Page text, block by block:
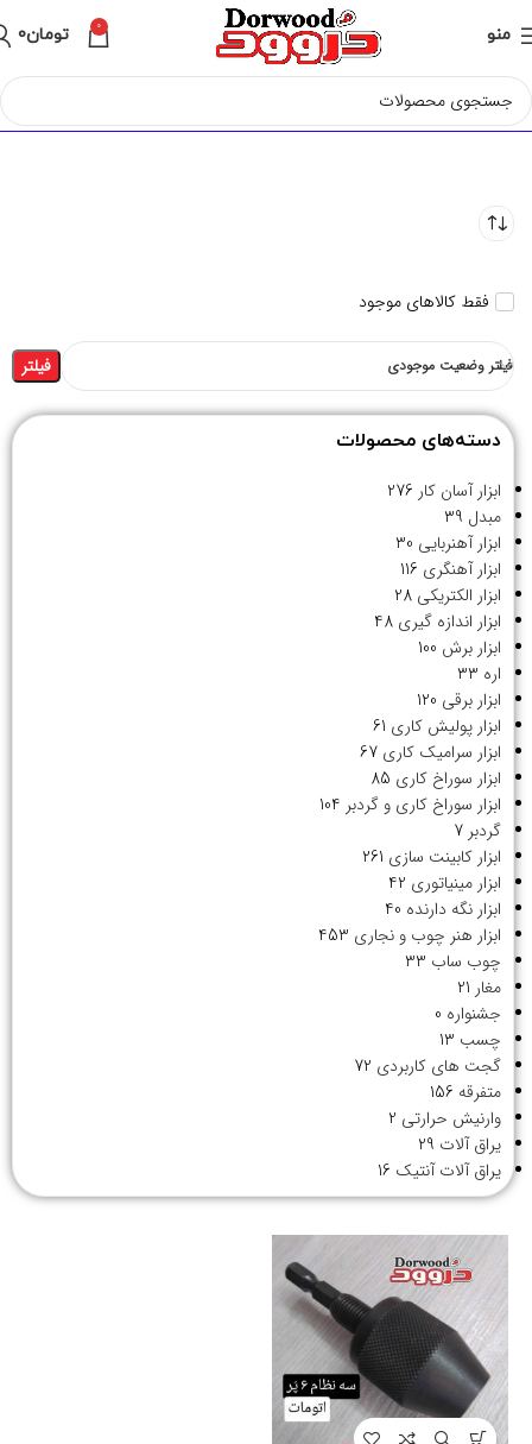
منو 0 تومان0
فقط کالاهای موجود
فیلتر وضعیت موجودی فیلتر
دسته‌های محصولات
ابزار آسان کار 276
مبدل 39
ابزار آهنربایی 30
ابزار آهنگری 116
ابزار الکتریکی 28
ابزار اندازه گیری 48
ابزار برش 100
اره 33
ابزار برقی 120
ابزار پولیش کاری 61
ابزار سرامیک کاری 67
ابزار سوراخ کاری 85
ابزار سوراخ کاری و گردبر 104
گردبر 7
ابزار کابینت سازی 261
ابزار مینیاتوری 42
ابزار نگه دارنده 40
ابزار هنر چوب و نجاری 453
چوب ساب 33
مغار 21
جشنواره 0
چسب 13
گجت های کاربردی 72
متفرقه 156
وارنیش حرارتی 2
یراق آلات 29
یراق آلات آنتیک 16